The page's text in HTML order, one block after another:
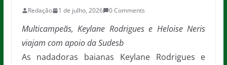
Redação 1 de julho, 2026 0 Comments
Multicampeãs, Keylane Rodrigues e Heloise Neris
viajam com apoio da Sudesb
As nadadoras baianas Keylane Rodrigues e